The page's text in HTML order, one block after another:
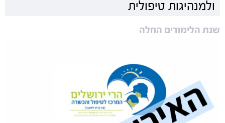
ולמנהיגות טיפולית
שנת הלימודים החלה